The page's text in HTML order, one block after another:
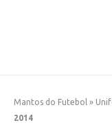
Mantos do Futebol »
2014